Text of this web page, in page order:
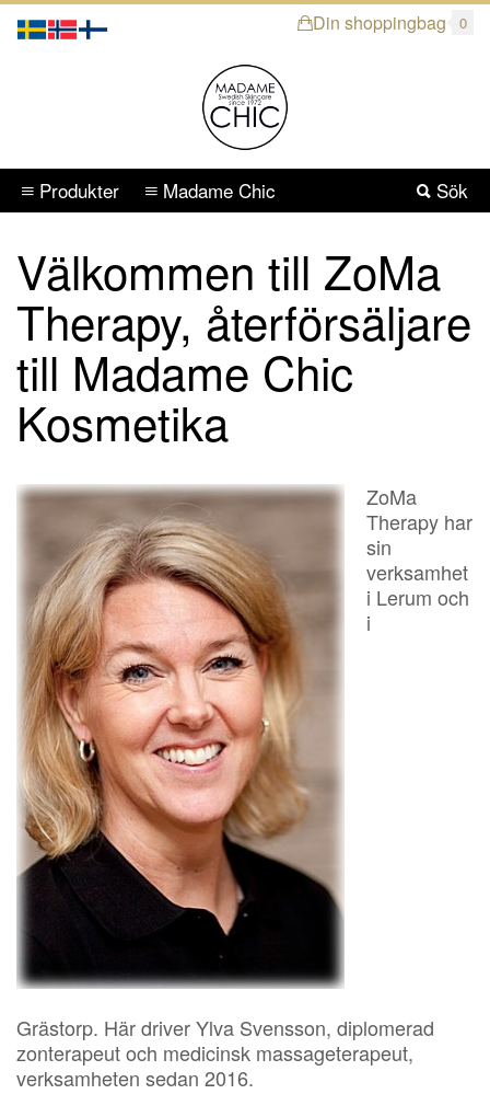
Din shoppingbag 0
Sök
Produkter Madame Chic
Välkommen till ZoMa
Therapy, återförsäljare
till Madame Chic
Kosmetika
ZoMa
Therapy har
sin
verksamhet
i Lerum och
i
Grästorp. Här driver Ylva Svensson, diplomerad
zonterapeut och medicinsk massageterapeut,
verksamheten sedan 2016.